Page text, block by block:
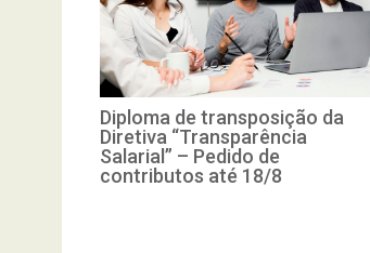
Diploma de transposição da
Diretiva “Transparência
Salarial” – Pedido de
contributos até 18/8